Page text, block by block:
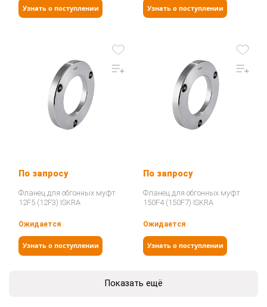
Узнать о поступлении Узнать о поступлении
По запросу
Фланец для обгонных муфт
12F5 (12F3) ISKRA
Ожидается
Узнать о поступлении
По запросу
Фланец для обгонных муфт
150F4 (150F7) ISKRA
Ожидается
Узнать о поступлении
Показать ещё